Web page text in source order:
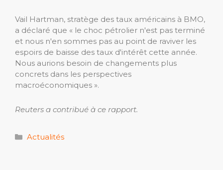
Vail Hartman, stratège des taux américains à BMO,
a déclaré que « le choc pétrolier n'est pas terminé
et nous n'en sommes pas au point de raviver les
espoirs de baisse des taux d'intérêt cette année.
Nous aurions besoin de changements plus
concrets dans les perspectives
macroéconomiques ».
Reuters a contribué à ce rapport.
Catégories
Actualités